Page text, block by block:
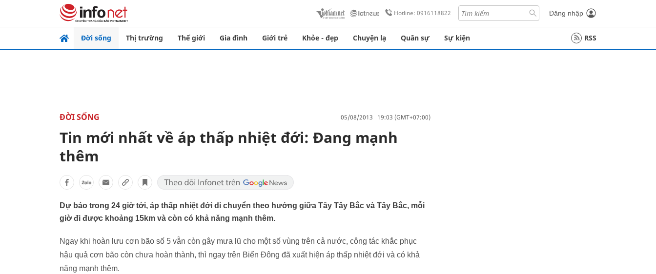
Hotline: 0916118822 Đăng nhập
Đời sống Thị trường Thế giới Gia đình Giới trẻ Khỏe - đẹp Chuyện lạ Quân sự Sự kiện RSS
ĐỜI SỐNG 05/08/2013 19:03 (GMT+07:00)
Tin mới nhất về áp thấp nhiệt đới: Đang mạnh
thêm
Dự báo trong 24 giờ tới, áp thấp nhiệt đới di chuyển theo hướng giữa Tây Tây Bắc và Tây Bắc, mỗi
giờ đi được khoảng 15km và còn có khả năng mạnh thêm.
Ngay khi hoàn lưu cơn bão số 5 vẫn còn gây mưa lũ cho một số vùng trên cả nước, công tác khắc phục
hậu quả cơn bão còn chưa hoàn thành, thì ngay trên Biển Đông đã xuất hiện áp thấp nhiệt đới và có khả
năng mạnh thêm.